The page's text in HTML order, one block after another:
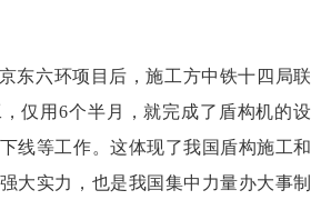
东六环项目后，施工方中铁十四局联
仅用6个半月，就完成了盾构机的设
线等工作。这体现了我国盾构施工和
大实力，也是我国集中力量办大事制